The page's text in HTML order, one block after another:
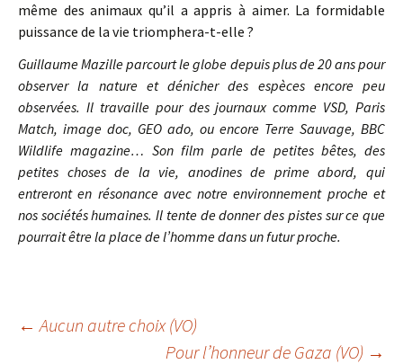
même des animaux qu’il a appris à aimer. La formidable
puissance de la vie triomphera-t-elle ?
Guillaume Mazille parcourt le globe depuis plus de 20 ans pour
observer la nature et dénicher des espèces encore peu
observées. Il travaille pour des journaux comme VSD, Paris
Match, image doc, GEO ado, ou encore Terre Sauvage, BBC
Wildlife magazine… Son film parle de petites bêtes, des
petites choses de la vie, anodines de prime abord, qui
entreront en résonance avec notre environnement proche et
nos sociétés humaines. Il tente de donner des pistes sur ce que
pourrait être la place de l’homme dans un futur proche.
Navigation
← Aucun autre choix (VO)
Pour l’honneur de Gaza (VO) →